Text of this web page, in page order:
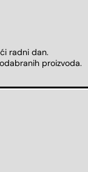
radni dan.
proizvoda.